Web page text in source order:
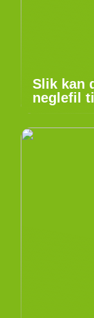
Slik kan
neglefil